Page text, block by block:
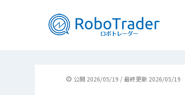
公開 2026/05/19 / 最終更新 2026/05/19